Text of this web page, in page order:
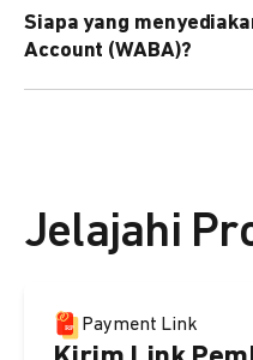
nanti tim kami bantu
WhatsApp bisnis yang
DOKU yang buatkan
Siapa yang
Account (WABA)?
Jelajahi
Payment Link